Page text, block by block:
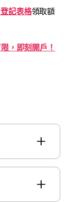
記表格領取額
，即刻開戶！